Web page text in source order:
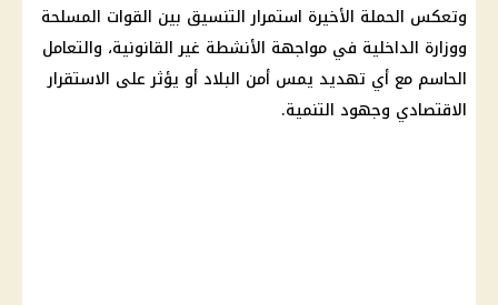
وتعكس الحملة الأخيرة استمرار التنسيق بين القوات المسلحة
ووزارة الداخلية في مواجهة الأنشطة غير القانونية، والتعامل
الحاسم مع أي تهديد يمس أمن البلاد أو يؤثر على الاستقرار
الاقتصادي وجهود التنمية.